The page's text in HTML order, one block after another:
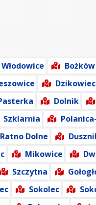
Włodowice Bożków
Dzikowiec
Dolnik
Szklarnia
Ratno Dolne
Mikowice
Szczytna
Sokolec